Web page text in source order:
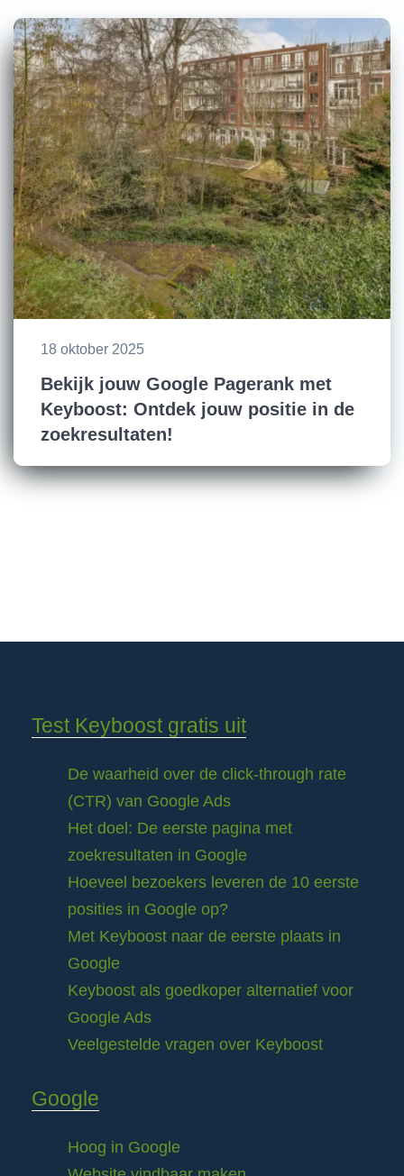
18 oktober 2025
Bekijk jouw Google Pagerank met
Keyboost: Ontdek jouw positie in de
zoekresultaten!
Test Keyboost gratis uit
De waarheid over de click-through rate
(CTR) van Google Ads
Het doel: De eerste pagina met
zoekresultaten in Google
Hoeveel bezoekers leveren de 10 eerste
posities in Google op?
Met Keyboost naar de eerste plaats in
Google
Keyboost als goedkoper alternatief voor
Google Ads
Veelgestelde vragen over Keyboost
Google
Hoog in Google